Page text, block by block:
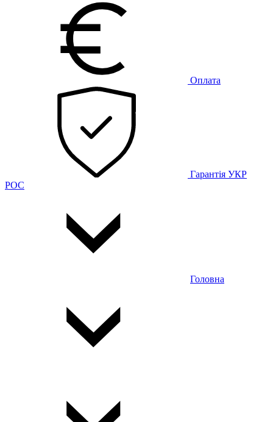
Оплата
Гарантія УКР
РОС
Головна